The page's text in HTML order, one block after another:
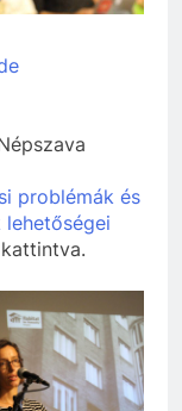
problémák és